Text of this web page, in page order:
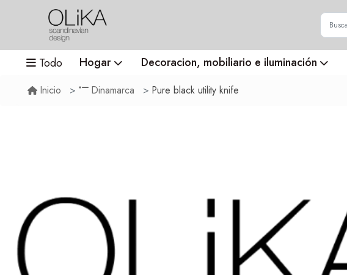
Todo Hogar Decoracion, mobiliario e iluminación
Inicio Dinamarca Pure black utility knife